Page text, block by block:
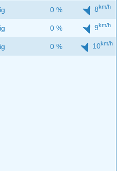
0 % 8km/h
0 % 9km/h
0 % 10km/h